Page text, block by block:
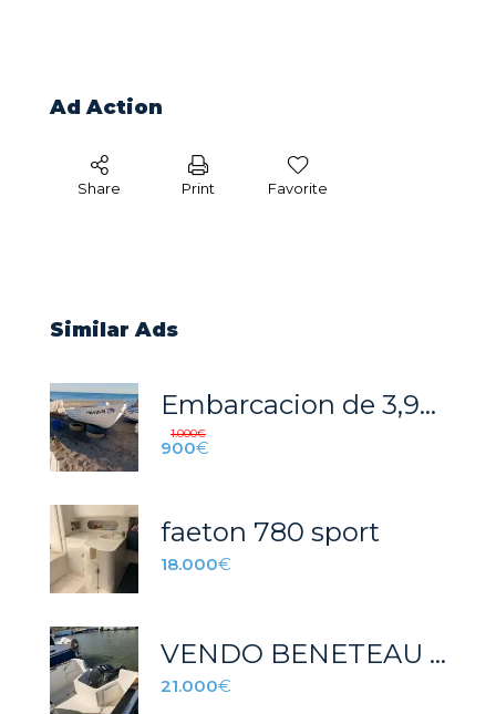
Ad Action
Share Print Favorite
Similar Ads
Embarcacion de 3,95 metros de eslora, en perfecto estado y documentación en regla.
1.000€
900€
faeton 780 sport
18.000€
VENDO BENETEAU ANTARES 600 HB
21.000€